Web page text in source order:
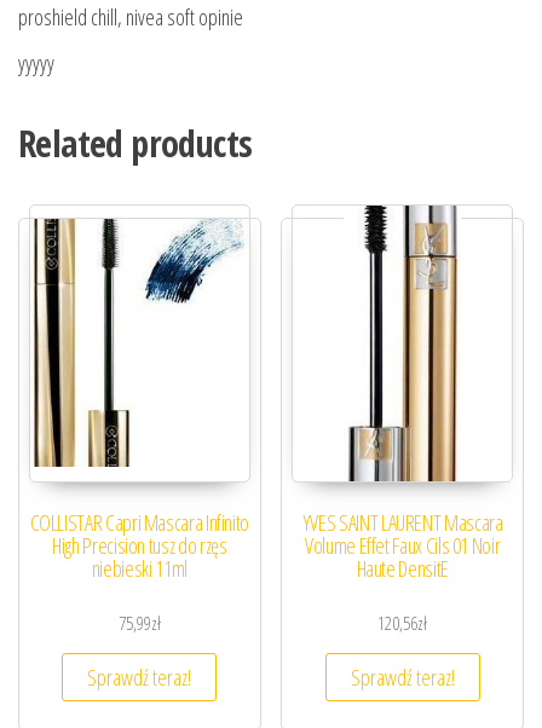
proshield chill, nivea soft opinie
yyyyy
Related products
COLLISTAR Capri Mascara Infinito
High Precision tusz do rzęs
niebieski 11ml
75,99zł
Sprawdź teraz!
YVES SAINT LAURENT Mascara
Volume Effet Faux Cils 01 Noir
Haute DensitE
120,56zł
Sprawdź teraz!